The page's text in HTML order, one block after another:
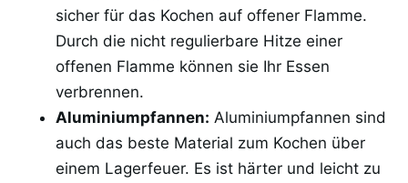
sicher für das Kochen auf offener Flamme.
Durch die nicht regulierbare Hitze einer
offenen Flamme können sie Ihr Essen
verbrennen.
Aluminiumpfannen: Aluminiumpfannen sind
auch das beste Material zum Kochen über
einem Lagerfeuer. Es ist härter und leicht zu